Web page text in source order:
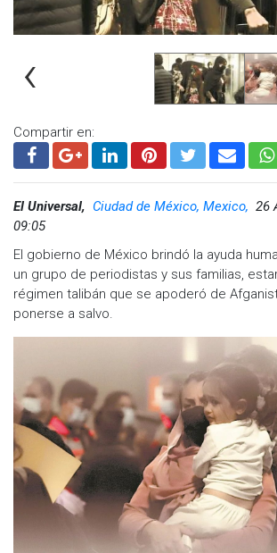
‹
Compartir en:
El Universal, Ciudad de México, Mexico, 26
09:05
El gobierno de México brindó la ayuda
un grupo de periodistas y sus familias,
régimen talibán que se apoderó de
ponerse a salvo.